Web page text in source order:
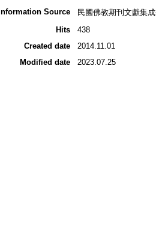
Information Source
民國佛教期刊文獻集
Hits
438
Created date
2014.11.01
Modified date
2023.07.25